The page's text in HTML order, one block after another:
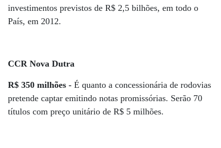
investimentos previstos de R$ 2,5 bilhões, em todo o
País, em 2012.
CCR Nova Dutra
R$ 350 milhões - É quanto a concessionária de rodovias
pretende captar emitindo notas promissórias. Serão 70
títulos com preço unitário de R$ 5 milhões.